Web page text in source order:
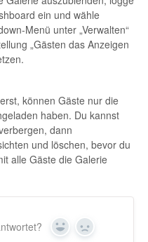
ein und wähle
Menü unter „Verwalten“
„Gästen das Anzeigen
können Gäste nur die
haben. Du kannst
dann
und löschen, bevor du
alle Gäste die Galerie
Ja Nein